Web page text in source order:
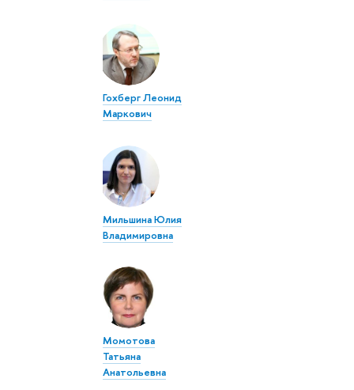
Гохберг Леонид
Маркович
Мильшина Юлия
Владимировна
Момотова
Татьяна
Анатольевна